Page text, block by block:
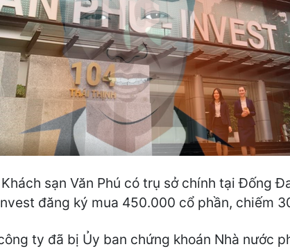
sạn Văn Phú có trụ sở chính tại Đống
đăng ký mua 450.000 cổ phần, chiếm
ty đã bị Ủy ban chứng khoán Nhà nước